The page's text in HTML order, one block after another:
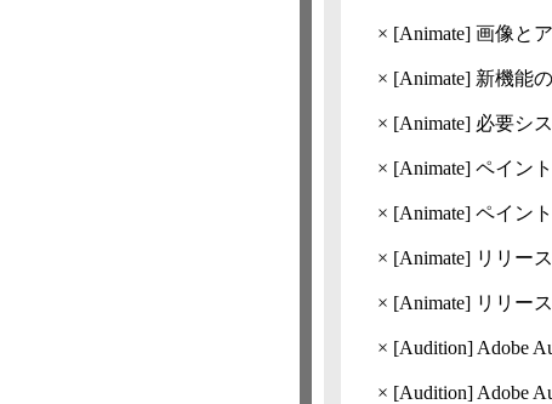
× [Animate] 画像と
× [Animate] 新機能
× [Animate] 必要シ
× [Animate] ペイン
× [Animate] ペイン
× [Animate] リリー
× [Animate] リリー
× [Audition] Adobe
× [Audition] Adobe